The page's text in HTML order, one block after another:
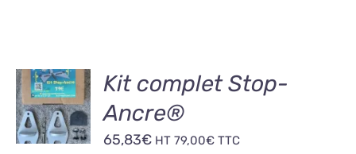
AJOUTER
AU
PANIER
/
DÉTAILS
Kit complet Stop-
Ancre®
65,83€ HT79,00€ TTC